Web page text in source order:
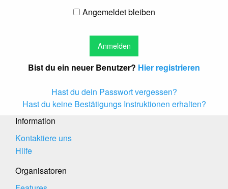
Angemeldet bleiben
Bist du ein neuer Benutzer? Hier registrieren
Hast du dein Passwort vergessen?
Hast du keine Bestätigungs Instruktionen erhalten?
Information
Kontaktiere uns
Hilfe
Organisatoren